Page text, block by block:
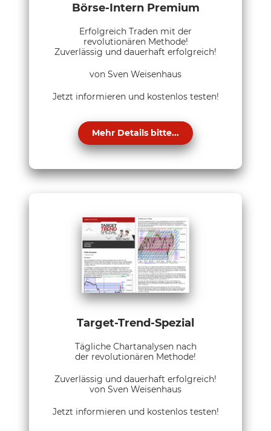
Börse-Intern Premium
Erfolgreich Traden mit der
revolutionären Methode!
Zuverlässig und dauerhaft erfolgreich!
von Sven Weisenhaus
Jetzt informieren und kostenlos testen!
Mehr Details bitte...
Target-Trend-Spezial
Tägliche Chartanalysen nach
der revolutionären Methode!
Zuverlässig und dauerhaft erfolgreich!
von Sven Weisenhaus
Jetzt informieren und kostenlos testen!